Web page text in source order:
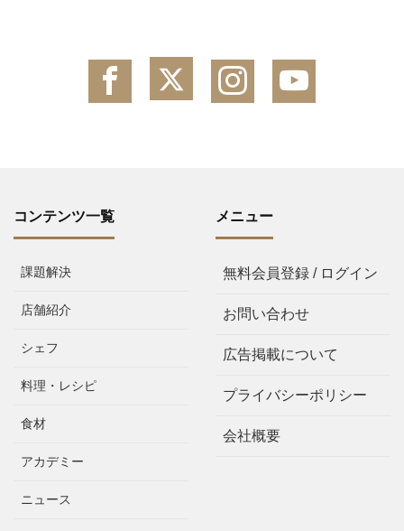
コンテンツ一覧
課題解決
店舗紹介
シェフ
料理・レシピ
食材
アカデミー
ニュース
メニュー
無料会員登録 / ログイン
お問い合わせ
広告掲載について
プライバシーポリシー
会社概要